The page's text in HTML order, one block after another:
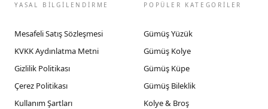
YASAL BİLGİLENDİRME
Mesafeli Satış Sözleşmesi
KVKK Aydınlatma Metni
Gizlilik Politikası
Çerez Politikası
Kullanım Şartları
POPÜLER KATEGORİLER
Gümüş Yüzük
Gümüş Kolye
Gümüş Küpe
Gümüş Bileklik
Kolye & Broş